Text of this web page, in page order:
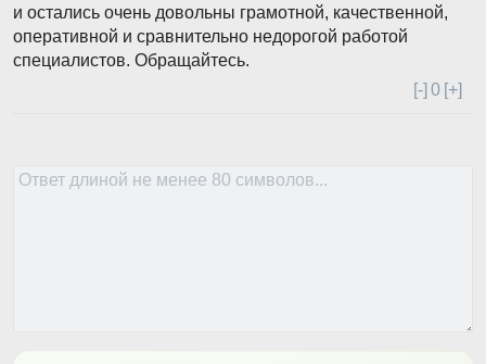
и остались очень довольны грамотной, качественной,
оперативной и сравнительно недорогой работой
специалистов. Обращайтесь.
[-] 0 [+]